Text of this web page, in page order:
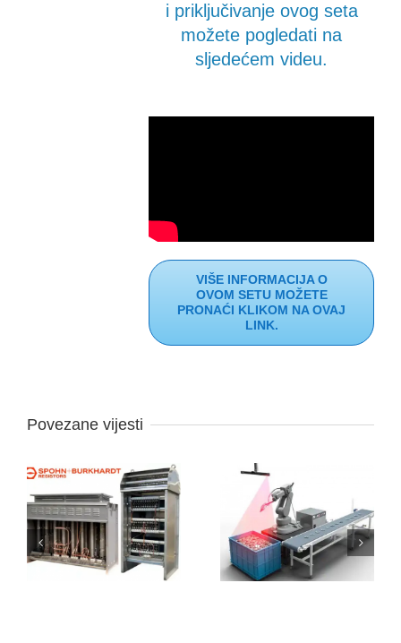
i priključivanje ovog seta
možete pogledati na
sljedećem videu.
VIŠE INFORMACIJA O
OVOM SETU MOŽETE
PRONAĆI KLIKOM NA OVAJ
LINK.
Povezane vijesti